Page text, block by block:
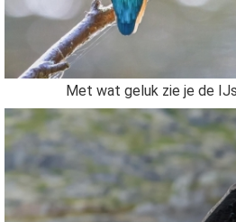
Met wat geluk zie je de